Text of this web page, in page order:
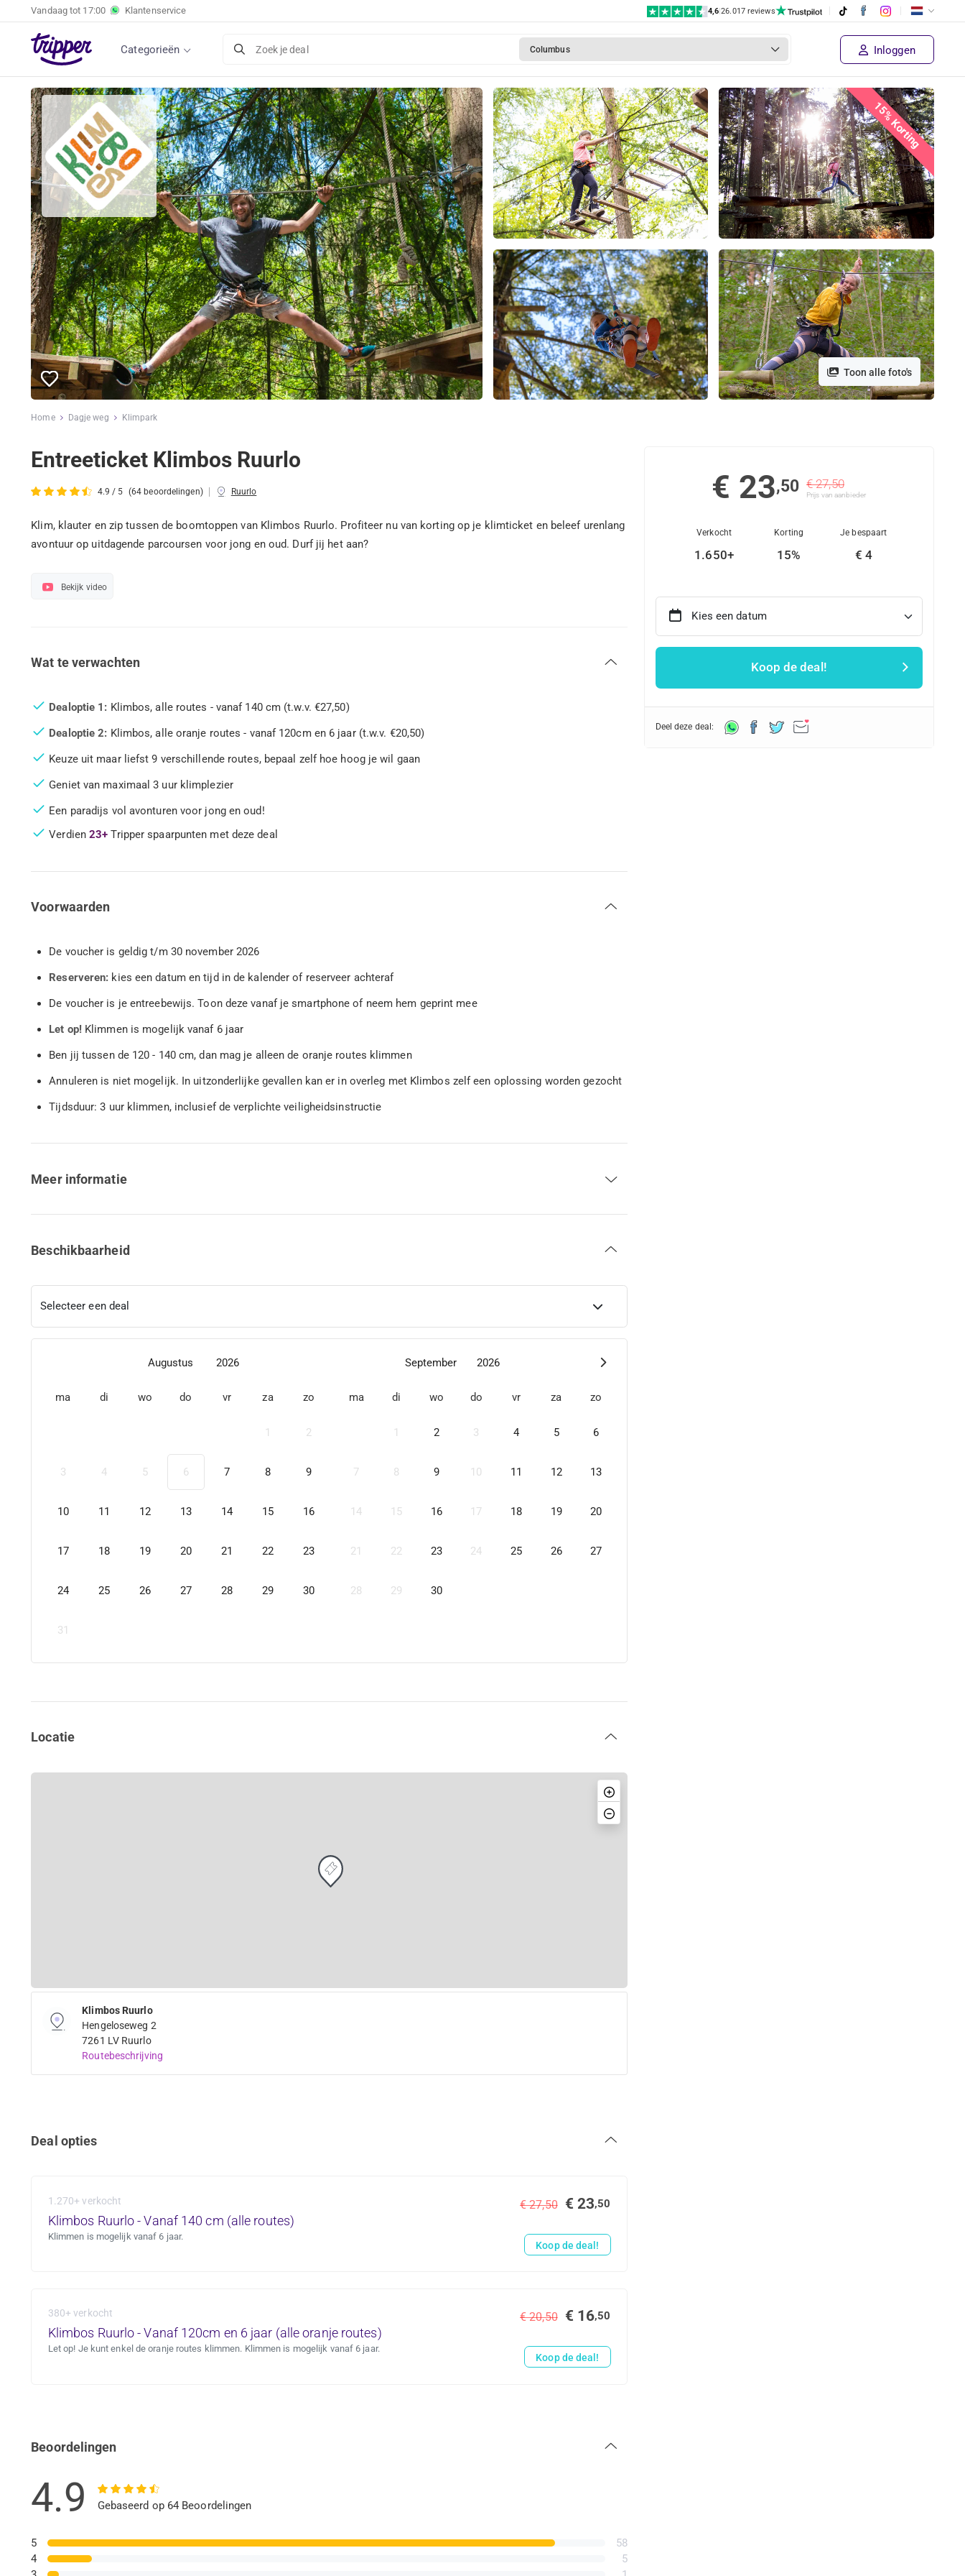
Vandaag tot 17:00 Klantenservice 4,6|26.017 reviews
Categorieën Zoek je deal Columbus Inloggen
15% Korting
Toon alle foto's
Home Dagje weg Klimpark
Entreeticket Klimbos Ruurlo
4.9 / 5 (64 beoordelingen) | Ruurlo
Klim, klauter en zip tussen de boomtoppen van Klimbos Ruurlo. Profiteer nu van korting op je klimticket en beleef urenlang
avontuur op uitdagende parcoursen voor jong en oud. Durf jij het aan?
Bekijk video
Wat te verwachten
Dealoptie 1: Klimbos, alle routes - vanaf 140 cm (t.w.v. €27,50)
Dealoptie 2: Klimbos, alle oranje routes - vanaf 120cm en 6 jaar (t.w.v. €20,50)
Keuze uit maar liefst 9 verschillende routes, bepaal zelf hoe hoog je wil gaan
Geniet van maximaal 3 uur klimplezier
Een paradijs vol avonturen voor jong en oud!
Verdien23+ Tripper spaarpunten met deze deal
Voorwaarden
De voucher is geldig t/m 30 november 2026
Reserveren: kies een datum en tijd in de kalender of reserveer achteraf
De voucher is je entreebewijs. Toon deze vanaf je smartphone of neem hem geprint mee
Let op! Klimmen is mogelijk vanaf 6 jaar
Ben jij tussen de 120 - 140 cm, dan mag je alleen de oranje routes klimmen
Annuleren is niet mogelijk. In uitzonderlijke gevallen kan er in overleg met Klimbos zelf een oplossing worden gezocht
Tijdsduur: 3 uur klimmen, inclusief de verplichte veiligheidsinstructie
Meer informatie
Beschikbaarheid
Selecteer een deal
Augustus 2026
ma di wo do vr za zo
1 2
3 4 5 6 7 8 9
10 11 12 13 14 15 16
17 18 19 20 21 22 23
24 25 26 27 28 29 30
31
September 2026
ma di wo do vr za zo
1 2 3 4 5 6
7 8 9 10 11 12 13
14 15 16 17 18 19 20
21 22 23 24 25 26 27
28 29 30
Locatie
Klimbos Ruurlo
Hengeloseweg 2
7261 LV Ruurlo
Routebeschrijving
Deal opties
1.270+ verkocht
Klimbos Ruurlo - Vanaf 140 cm (alle routes)
Klimmen is mogelijk vanaf 6 jaar.
€ 27,50 € 23,50
Koop de deal!
380+ verkocht
Klimbos Ruurlo - Vanaf 120cm en 6 jaar (alle oranje routes)
Let op! Je kunt enkel de oranje routes klimmen. Klimmen is mogelijk vanaf 6 jaar.
€ 20,50 € 16,50
Koop de deal!
Beoordelingen
4.9 Gebaseerd op 64 Beoordelingen
5
4
58
5
€ 23,50 € 27,50
Prijs van aanbieder
Verkocht
1.650+
Korting
15%
Je bespaart
€ 4
Kies een datum
Koop de deal!
Deel deze deal: